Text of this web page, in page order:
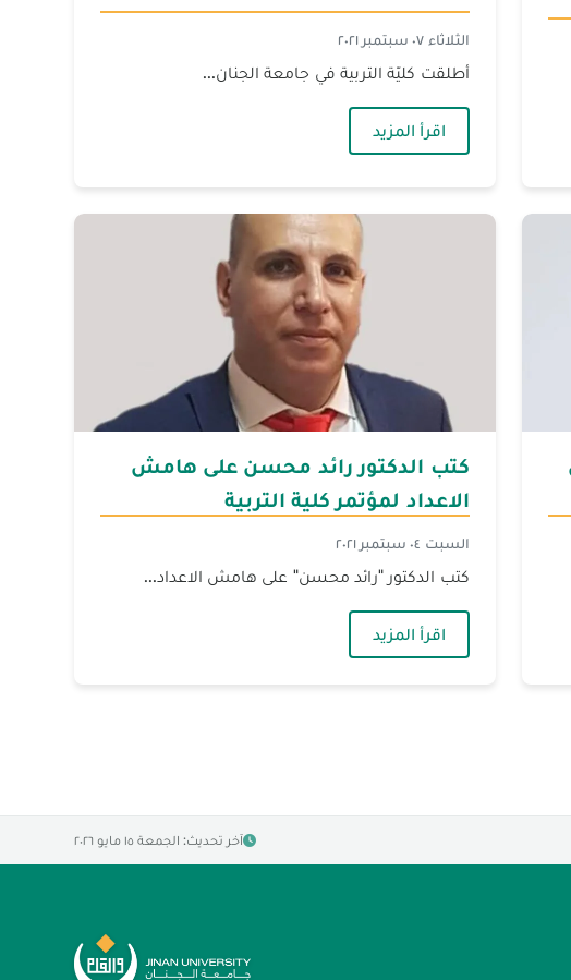
لمؤتمر كلية التربية
الثلاثاء ٠٧ سبتمبر ٢٠٢١
أطلقت كليّة التربية في جامعة الجنان...
اقرأ المزيد
لمؤتمر كلية التربية
كتب الدكتور رائد محسن على هامش
الاعداد لمؤتمر كلية التربية
السبت ٠٤ سبتمبر ٢٠٢١
كتب الدكتور "رائد محسن" على هامش الاعداد...
اقرأ المزيد
آخر تحديث: الجمعة ١٥ مايو ٢٠٢٦